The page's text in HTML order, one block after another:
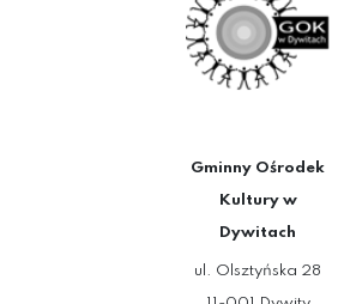
Gminny Ośrodek
Kultury w
Dywitach
ul. Olsztyńska 28